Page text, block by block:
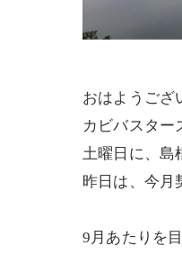
おはようござ
カビバスター
土曜日に、島
昨日は、今月
9月あたりを